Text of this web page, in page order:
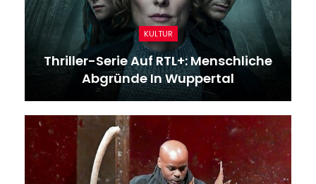
KULTUR
Thriller-Serie Auf RTL+: Menschliche
Abgründe In Wuppertal